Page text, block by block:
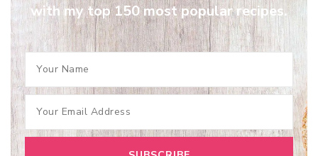
with my top 150 most popular recipes.